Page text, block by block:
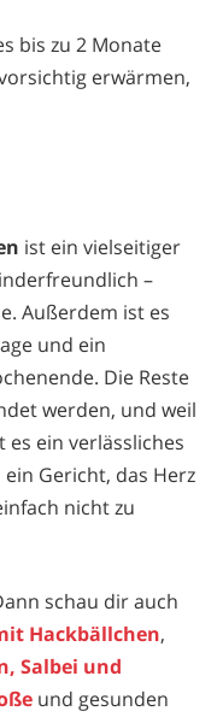
bis zu 2 Monate
erwärmen,
ist ein vielseitiger
–
Außerdem ist es
und ein
Die Reste
werden, und weil
es ein verlässliches
Gericht, das Herz
nicht zu
schau dir auch
Hackbällchen,
Salbei und
und gesunden